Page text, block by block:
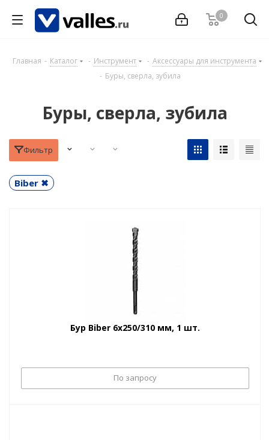
0
Главная - Каталог - Инструмент - Аксессуары для инструмента
- Буры, сверла, зубила
Буры, сверла, зубила
Фильтр
Biber ✖
Бур Biber 6х250/310 мм, 1 шт.
По запросу